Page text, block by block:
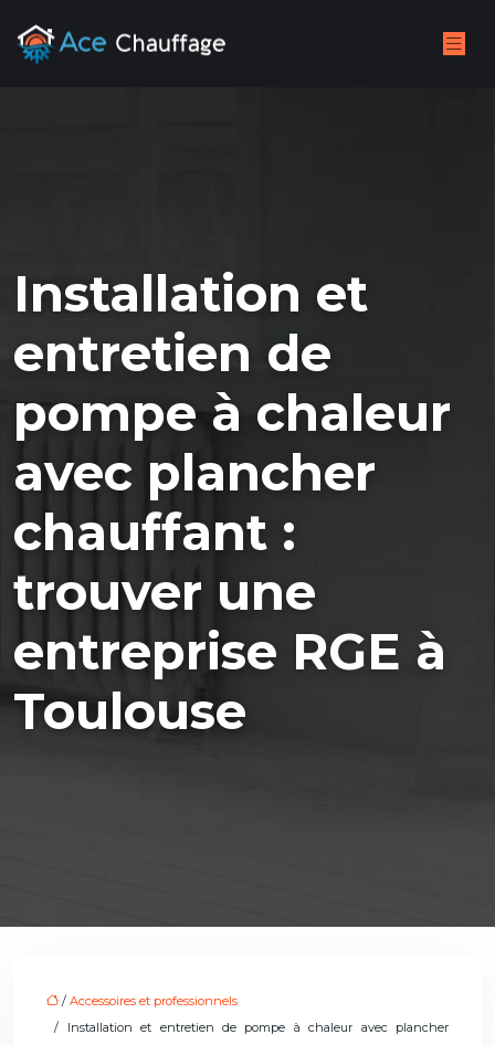
Installation et
entretien de
pompe à chaleur
avec plancher
chauffant :
trouver une
entreprise RGE à
Toulouse
/ Accessoires et professionnels
/ Installation et entretien de pompe à chaleur avec plancher